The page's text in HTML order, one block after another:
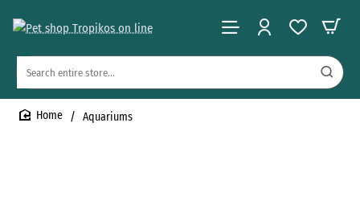
Search
entire
store...
Aquariums